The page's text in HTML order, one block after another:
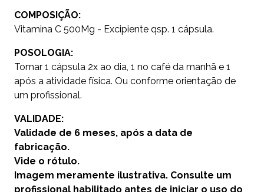
COMPOSIÇÃO:
Vitamina C 500Mg - Excipiente qsp. 1 cápsula.
POSOLOGIA:
Tomar 1 cápsula 2x ao dia, 1 no café da manhã e 1
após a atividade física. Ou conforme orientação de
um profissional.
VALIDADE:
Validade de 6 meses, após a data de
fabricação.
Vide o rótulo.
Imagem meramente ilustrativa. Consulte um
profissional habilitado antes de iniciar o uso do